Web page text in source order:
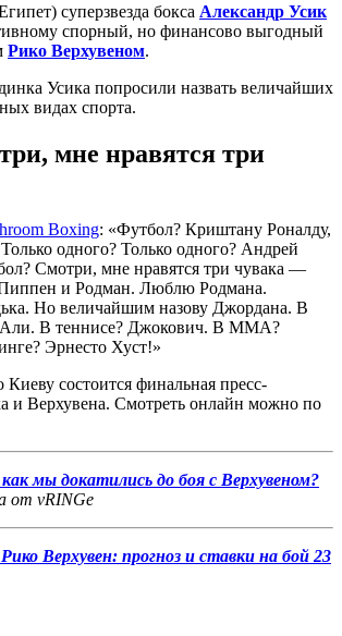
суперзвезда бокса Александр Усик
спорный, но финансово выгодный
Рико Верхувеном.
Усика попросили назвать величайших
видах спорта.
мне нравятся три
Boxing: «Футбол? Криштану Роналду,
одного? Только одного? Андрей
Смотри, мне нравятся три чувака —
и Родман. Люблю Родмана.
Но величайшим назову Джордана. В
Али. В теннисе? Джокович. В ММА?
Эрнесто Хуст!»
состоится финальная пресс-
и Верхувена. Смотреть онлайн можно по
мы докатились до боя с Верхувеном?
от vRINGe
Верхувен: прогноз и ставки на бой 23